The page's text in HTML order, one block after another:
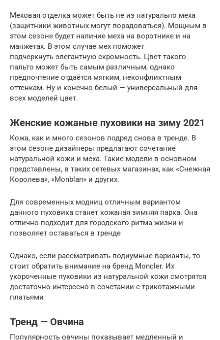
Меховая отделка может быть не из натурально меха
(защитники животных могут порадоваться). Мощным в
этом сезоне будет наличие меха на воротнике и на
манжетах. В этом случае мех поможет
подчеркнуть элегантную скромность. Цвет такого
пальто может быть самым различным, однако
предпочтение отдаётся мягким, неконфликтным
оттенкам. Ну и конечно белый — универсальный для
всех моделей цвет.
Женские кожаные пуховики на зиму 2021
Кожа, как и много сезонов подряд снова в тренде. В
этом сезоне дизайнеры предлагают сочетание
натуральной кожи и меха. Такие модели в основном
представлены, в таких сетевых магазинах, как «Снежная
Королева», «Monblan» и других.
Для современных модниц отличным вариантом
данного пуховика станет кожаная зимняя парка. Она
отлично подходит для городского ритма жизни и
позволяет оставаться в тренде
Однако, если рассматривать подиумные варианты, то
стоит обратить внимание на бренд Moncler. Их
укороченные пуховики из натуральной кожи смотрятся
достаточно интересно в сочетании с трикотажными
платьями
Тренд — Овчина
Популярность овчины показывает медленный и